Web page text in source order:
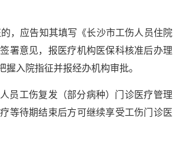
，应告知其填写《长沙市工伤人员住院
署意见，报医疗机构医保科核准后办理
入院指征并报经办机构审批。
员工伤复发（部分病种）门诊医疗管理
等待期结束后方可继续享受工伤门诊医